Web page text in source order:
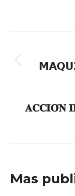
entre
𝐀𝐂𝐂𝐈𝐎́𝐍
Mas